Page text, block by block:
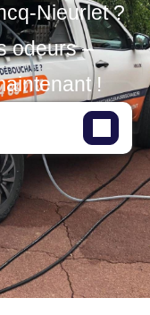
Nieurlet ?
odeurs –
!